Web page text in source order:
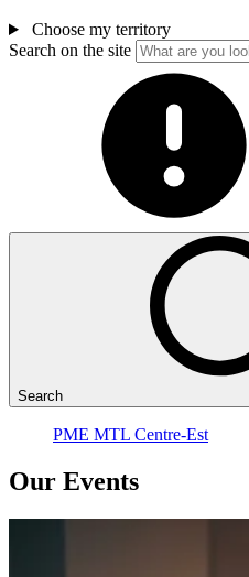
Choose my territory
Search on the site
Search
PME MTL Centre-Est
Our Events